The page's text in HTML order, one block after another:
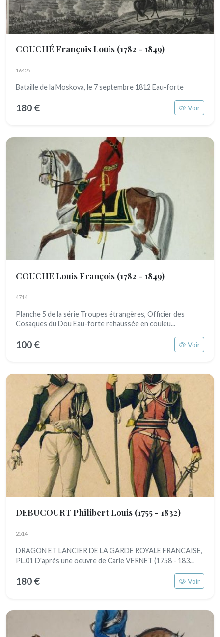
COUCHÉ François Louis (1782 - 1849)
16425
Bataille de la Moskova, le 7 septembre 1812 Eau-forte
180 € Voir
COUCHE Louis François (1782 - 1849)
4714
Planche 5 de la série Troupes étrangères, Officier des
Cosaques du Dou Eau-forte rehaussée en couleu...
100 € Voir
DEBUCOURT Philibert Louis (1755 - 1832)
2514
DRAGON ET LANCIER DE LA GARDE ROYALE FRANCAISE,
PL.01 D'après une oeuvre de Carle VERNET (1758 - 183...
180 € Voir